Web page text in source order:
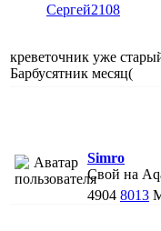
Сергей2108
креветочник уже
Барбусятник месяц(
Simro
Свой на
4904 8013